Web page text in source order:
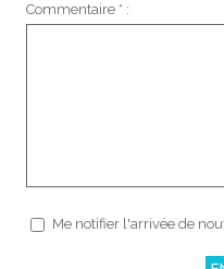
Commentaire * :
Me notifier l'arrivée de